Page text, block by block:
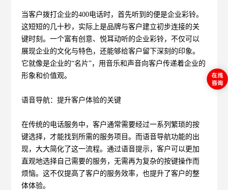
当客户拨打企业的400电话时，首先听到的便是企业彩铃。
这短短的几十秒，实际上是品牌与客户建立初步连接的关
键时刻。一个富有创意、悦耳动听的企业彩铃，不仅可以
展现企业的文化与特色，还能够给客户留下深刻的印象。
它就像是企业的“名片”，用音乐和声音向客户传递着企业的
形象和价值观。
语音导航：提升客户体验的关键
在传统的电话服务中，客户通常需要经过一系列繁琐的按
键选择，才能找到所需的服务项目。而语音导航功能的出
现，大大简化了这一流程。通过语音提示，客户可以更加
直观地选择自己需要的服务，无需再为复杂的按键操作而
烦恼。这不仅提高了客户的服务效率，也提升了客户的整
体体验。